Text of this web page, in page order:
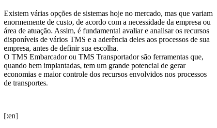
Existem várias opções de sistemas hoje no mercado, mas que variam
enormemente de custo, de acordo com a necessidade da empresa ou
área de atuação. Assim, é fundamental avaliar e analisar os recursos
disponíveis de vários TMS e a aderência deles aos processos de sua
empresa, antes de definir sua escolha.
O TMS Embarcador ou TMS Transportador são ferramentas que,
quando bem implantadas, tem um grande potencial de gerar
economias e maior controle dos recursos envolvidos nos processos
de transportes.
[:en]